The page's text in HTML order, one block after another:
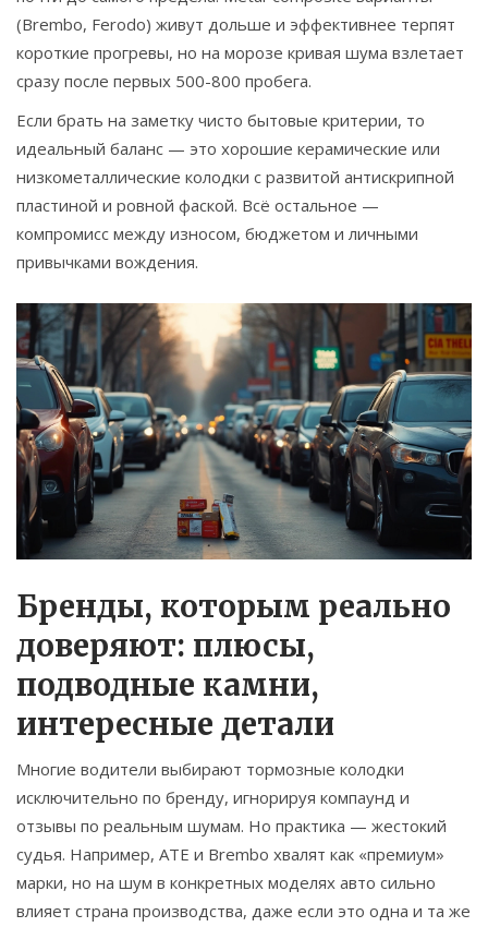
(Brembo, Ferodo) живут дольше и эффективнее терпят
короткие прогревы, но на морозе кривая шума взлетает
сразу после первых 500-800 пробега.
Если брать на заметку чисто бытовые критерии, то
идеальный баланс — это хорошие керамические или
низкометаллические колодки с развитой антискрипной
пластиной и ровной фаской. Всё остальное —
компромисс между износом, бюджетом и личными
привычками вождения.
Бренды, которым реально
доверяют: плюсы,
подводные камни,
интересные детали
Многие водители выбирают тормозные колодки
исключительно по бренду, игнорируя компаунд и
отзывы по реальным шумам. Но практика — жестокий
судья. Например, ATE и Brembo хвалят как «премиум»
марки, но на шум в конкретных моделях авто сильно
влияет страна производства, даже если это одна и та же